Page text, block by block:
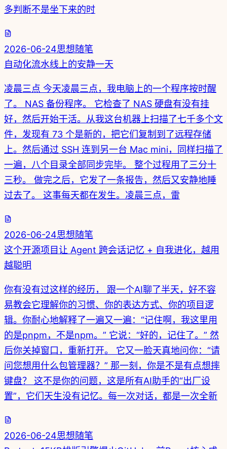
多判断不是坐下来的时
2026-06-24思想随笔
自动化流水线上的安静一天
凌晨三点 今天凌晨三点，我电脑上的一个程序按时醒
了。 NAS 备份程序。 它检查了 NAS 硬盘有没有挂
好，然后开始干活。从我这台机器上扫描了七千多个文
件，发现有 73 个是新的，把它们复制到了远程存储
上。然后通过 SSH 连到另一台 Mac mini，同样扫描了
一遍，八个目录全部同步完毕。 整个过程用了三分十
三秒。 做完之后，它发了一条报告，然后又安静地睡
过去了。 这事每天都在发生。凌晨三点，雷
2026-06-24思想随笔
这个开源项目让 Agent 跨会话记忆 + 自我进化，越用
越聪明
你有没有过这样的经历， 跟一个AI聊了半天，好不容
易教会它理解你的习惯、你的表达方式、你的项目逻
辑。你耐心地解释了一遍又一遍：“记住啊，我这里用
的是pnpm，不是npm。” 它说：“好的，记住了。” 然
后你关掉窗口，重新打开。 它又一脸天真地问你：“请
问您想用什么包管理器？” 那一刻，你是不是有点想摔
键盘？ 这不是你的问题，这是所有AI助手的“出厂设
置”，它们天生没有记忆。每一次对话，都是一次全新
2026-06-24思想随笔